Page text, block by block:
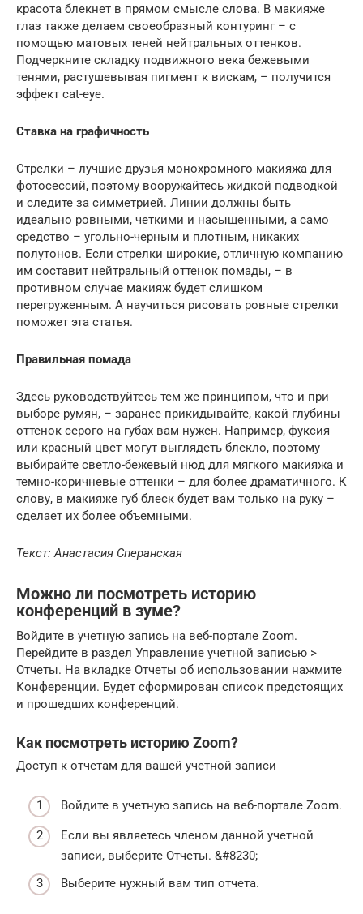
красота блекнет в прямом смысле слова. В макияже
глаз также делаем своеобразный контуринг – с
помощью матовых теней нейтральных оттенков.
Подчеркните складку подвижного века бежевыми
тенями, растушевывая пигмент к вискам, – получится
эффект cat-eye.
Ставка на графичность
Стрелки – лучшие друзья монохромного макияжа для
фотосессий, поэтому вооружайтесь жидкой подводкой
и следите за симметрией. Линии должны быть
идеально ровными, четкими и насыщенными, а само
средство – угольно-черным и плотным, никаких
полутонов. Если стрелки широкие, отличную компанию
им составит нейтральный оттенок помады, – в
противном случае макияж будет слишком
перегруженным. А научиться рисовать ровные стрелки
поможет эта статья.
Правильная помада
Здесь руководствуйтесь тем же принципом, что и при
выборе румян, – заранее прикидывайте, какой глубины
оттенок серого на губах вам нужен. Например, фуксия
или красный цвет могут выглядеть блекло, поэтому
выбирайте светло-бежевый нюд для мягкого макияжа и
темно-коричневые оттенки – для более драматичного. К
слову, в макияже губ блеск будет вам только на руку –
сделает их более объемными.
Текст: Анастасия Сперанская
Можно ли посмотреть историю
конференций в зуме?
Войдите в учетную запись на веб-портале Zoom.
Перейдите в раздел Управление учетной записью >
Отчеты. На вкладке Отчеты об использовании нажмите
Конференции. Будет сформирован список предстоящих
и прошедших конференций.
Как посмотреть историю Zoom?
Доступ к отчетам для вашей учетной записи
Войдите в учетную запись на веб-портале Zoom.
Если вы являетесь членом данной учетной
записи, выберите Отчеты. &#8230;
Выберите нужный вам тип отчета.